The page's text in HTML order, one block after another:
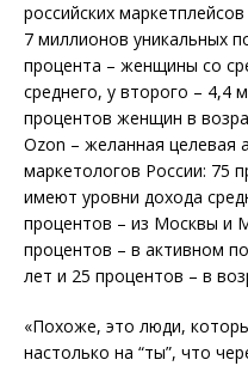
российских
7 миллионов уникальных
процента – женщины со
среднего, у второго – 4,4
процентов женщин в
Ozon – желанная целевая
маркетологов России: 75
имеют уровни дохода
процентов – из Москвы и
процентов – в активном
лет и 25 процентов – в
«Похоже, это люди,
настолько на “ты”, что